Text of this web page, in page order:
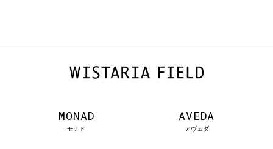
MONAD
モナド
AVEDA
アヴェダ